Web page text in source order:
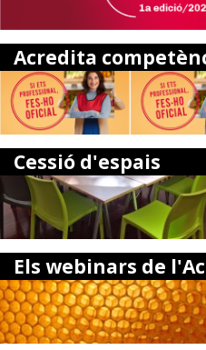
Acredita
Cessió d'espais
Els webinars de